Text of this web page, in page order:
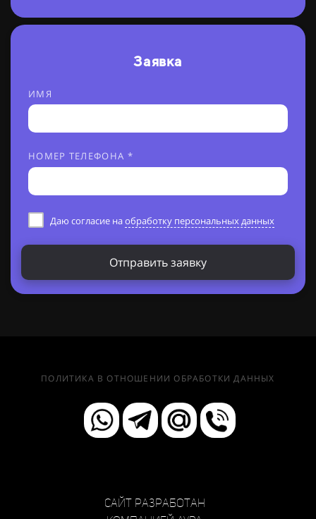
Заявка
ИМЯ
НОМЕР ТЕЛЕФОНА *
Даю согласие наобработку персональных данных
Отправить заявку
ПОЛИТИКА В ОТНОШЕНИИ ОБРАБОТКИ ДАННЫХ
Сайт разработан